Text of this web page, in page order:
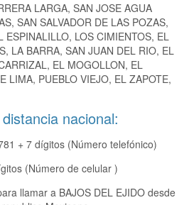
LARGA, SAN JOSE AGUA
SAN SALVADOR DE LAS POZAS,
ESPINALILLO, LOS CIMIENTOS, EL
LA BARRA, SAN JUAN DEL RIO, EL
EL MOGOLLON, EL
LIMA, PUEBLO VIEJO, EL ZAPOTE,
nacional:
+ 7 dígitos (Número telefónico)
(Número de celular )
llamar a BAJOS DEL EJIDO desde